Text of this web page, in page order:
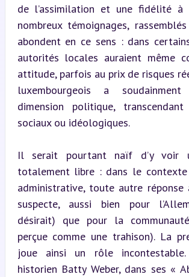
de l’assimilation et une fidélité à
nombreux témoignages,
abondent en ce sens : dans
autorités locales auraient même
attitude, parfois au prix de risques
luxembourgeois a
dimension politique,
sociaux ou idéologiques.
Il serait pourtant naïf d’y voir
totalement libre : dans le
administrative, toute autre
suspecte, aussi bien pour
désirait) que pour la
perçue comme une trahison). La
joue ainsi un rôle incontestable.
historien Batty Weber, dans ses «